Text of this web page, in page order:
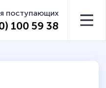
поступающих
100 59 38